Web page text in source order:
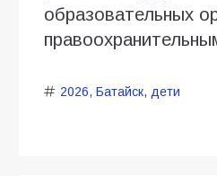
образовательных
2026, Батайск, дети